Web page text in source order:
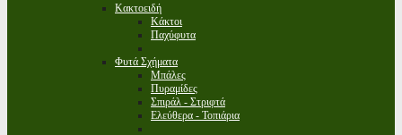
Κακτοειδή
Κάκτοι
Παχύφυτα
Φυτά Σχήματα
Μπάλες
Πυραμίδες
Σπιράλ - Στριφτά
Ελεύθερα - Τοπιάρια